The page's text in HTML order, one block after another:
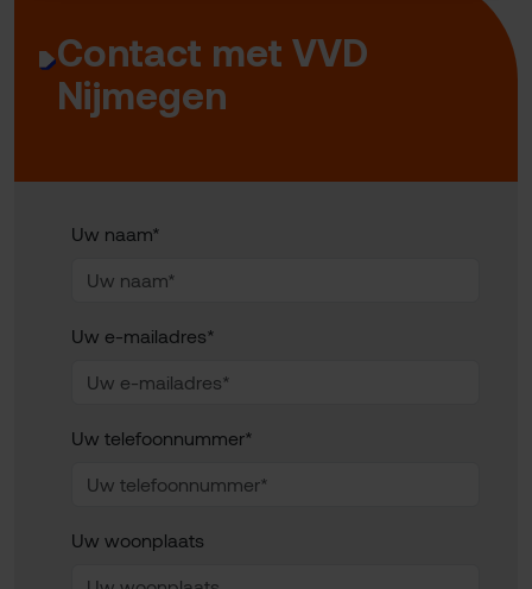
Contact met VVD
Nijmegen
Uw naam*
Uw e-mailadres*
Uw telefoonnummer*
Uw woonplaats